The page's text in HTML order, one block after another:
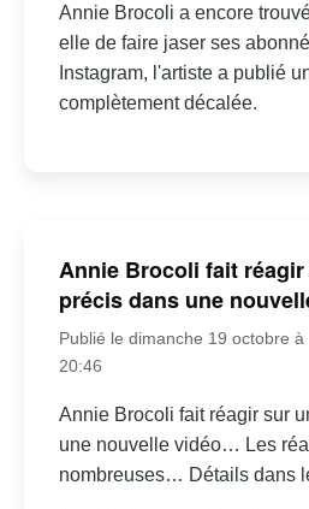
Annie Brocoli a encore
elle de faire jaser ses
Instagram, l'artiste a publié
complètement décalée.
Annie Brocoli fait
précis dans une
Publié le dimanche 19 octobre à
20:46
Annie Brocoli fait réagir sur
une nouvelle vidéo… Les
nombreuses… Détails dans